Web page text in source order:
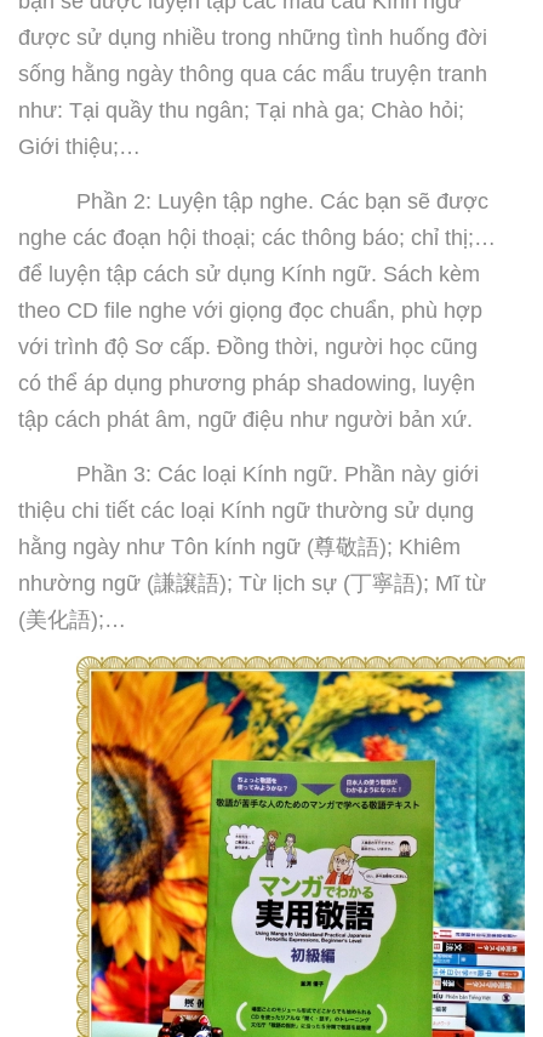
được sử dụng nhiều trong những tình huống đời
sống hằng ngày thông qua các mẩu truyện tranh
như: Tại quầy thu ngân; Tại nhà ga; Chào hỏi;
Giới thiệu;…
Phần 2: Luyện tập nghe. Các bạn sẽ được
nghe các đoạn hội thoại; các thông báo; chỉ thị;…
để luyện tập cách sử dụng Kính ngữ. Sách kèm
theo CD file nghe với giọng đọc chuẩn, phù hợp
với trình độ Sơ cấp. Đồng thời, người học cũng
có thể áp dụng phương pháp shadowing, luyện
tập cách phát âm, ngữ điệu như người bản xứ.
Phần 3: Các loại Kính ngữ. Phần này giới
thiệu chi tiết các loại Kính ngữ thường sử dụng
hằng ngày như Tôn kính ngữ (尊敬語); Khiêm
nhường ngữ (謙譲語); Từ lịch sự (丁寧語); Mĩ từ
(美化語);…